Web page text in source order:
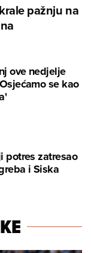
pažnju na
ove nedjelje
se kao
potres zatresao
i Siska